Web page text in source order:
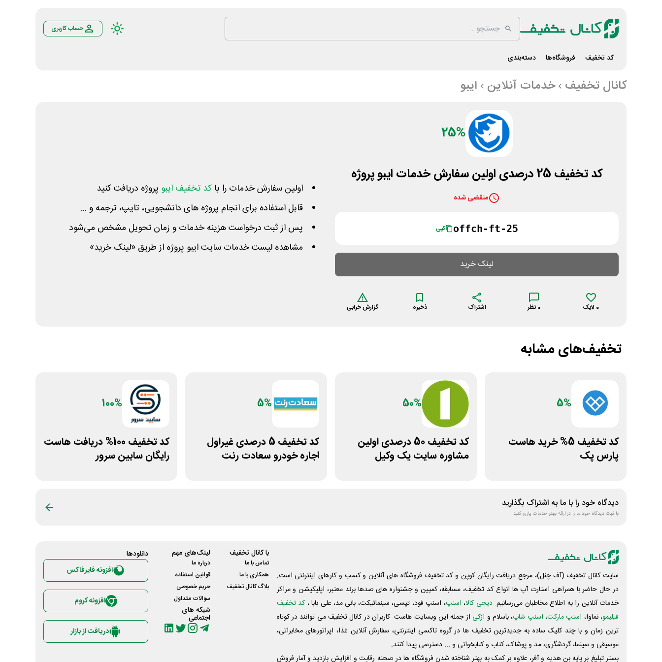
حساب کاربری
کد تخفیف فروشگاه‌ها دسته‌بندی
کانال تخفیف خدمات آنلاین ایبو
25%
کد تخفیف 25 درصدی اولین سفارش خدمات ایبو پروژه
منقضی شده
offch-ft-25 کپی
لینک خرید
0 لایک 0 نظر اشتراک ذخیره گزارش خرابی
اولین سفارش خدمات را با کد تخفيف ایبو پروژه دریافت کنید
قابل استفاده برای انجام پروژه های دانشجویی، تایپ، ترجمه و ...
پس از ثبت درخواست هزینه خدمات و زمان تحویل مشخص می‌شود
مشاهده لیست خدمات سایت ایبو پروژه از طریق «لینک خرید»
تخفیف‌های مشابه
5%
کد تخفیف 5% خرید هاست
پارس پک
50%
کد تخفیف 50 درصدی اولین
مشاوره سایت یک وکیل
5%
کد تخفیف 5 درصدی غیراول
اجاره خودرو سعادت رنت
100%
کد تخفیف 100% دریافت هاست
رایگان سابین سرور
دیدگاه خود را با ما به اشتراک بگذارید
با ثبت دیدگاه خود ما را در ارائه بهتر خدمات یاری کنید
سایت کانال تخفیف (آف چنل)، مرجع دریافت رایگان کوپن و کد تخفیف فروشگاه های آنلاین و کسب و‌ کارهای اینترنتی است.
در حال حاضر با همراهی استارت آپ ها انواع کد تخفیف، مسابقه، کمپین و جشنواره های صدها برند معتبر، اپلیکیشن و مراکز
خدمات آنلاین را به اطلاع مخاطبان می‌رسانیم. دیجی کالا، اسنپ، اسنپ فود، تپسی، سینماتیکت، بانی مد، علی‌ بابا ، کد تخفیف
فیلیمو، نماوا، اسنپ مارکت، اسنپ شاپ، باسلام و ازکی از جمله این وبسایت ‌هاست. کاربران در کانال تخفیف می توانند در کوتاه
ترین زمان و با چند کلیک ساده به جدیدترین تخفیف ها در گروه تاکسی اینترنتی، سفارش آنلاین غذا، اپراتورهای مخابراتی،
موسیقی و سینما، گردشگری، مد و پوشاک، کتاب و کتابخوانی و ... دسترسی پیدا کنند.
بستر تبلیغ بر پایه بن هدیه و آفر، علاوه بر کمک به بهتر شناخته شدن فروشگاه ها در صحنه رقابت و افزایش بازدید و آمار فروش
با کانال تخفیف
تماس با ما
همکاری با ما
بلاگ کانال تخفیف
لینک‌های مهم
درباره ما
قوانین استفاده
حریم خصوصی
سوالات متداول
شبکه های
اجتماعی
دانلود‌ها
افزونه فایرفاکس
افزونه کروم
دریافت از بازار